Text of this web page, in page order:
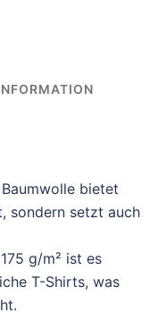
bietet
sondern setzt auch
g/m² ist es
T-Shirts, was